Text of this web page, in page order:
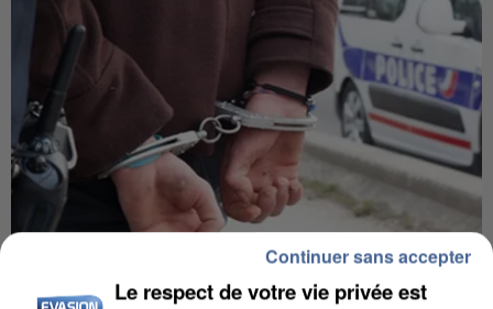
Le respect de votre vie privée est
Continuer sans accepter